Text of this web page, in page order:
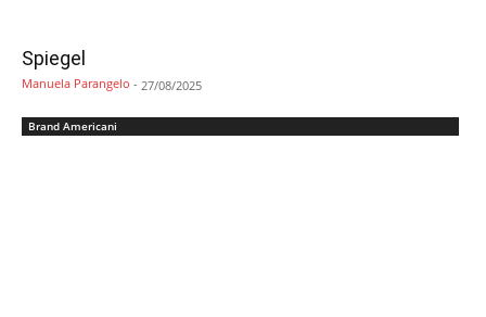
Spiegel
Manuela Parangelo - 27/08/2025
Brand Americani